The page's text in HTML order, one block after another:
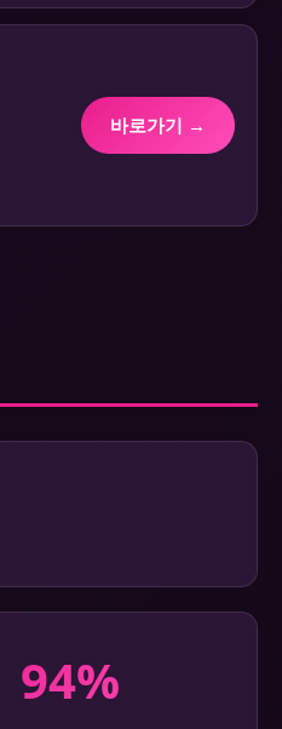
바로가기 →
94%